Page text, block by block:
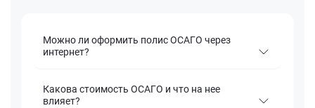
Можно ли оформить полис ОСАГО через
интернет?
Какова стоимость ОСАГО и что на нее
влияет?